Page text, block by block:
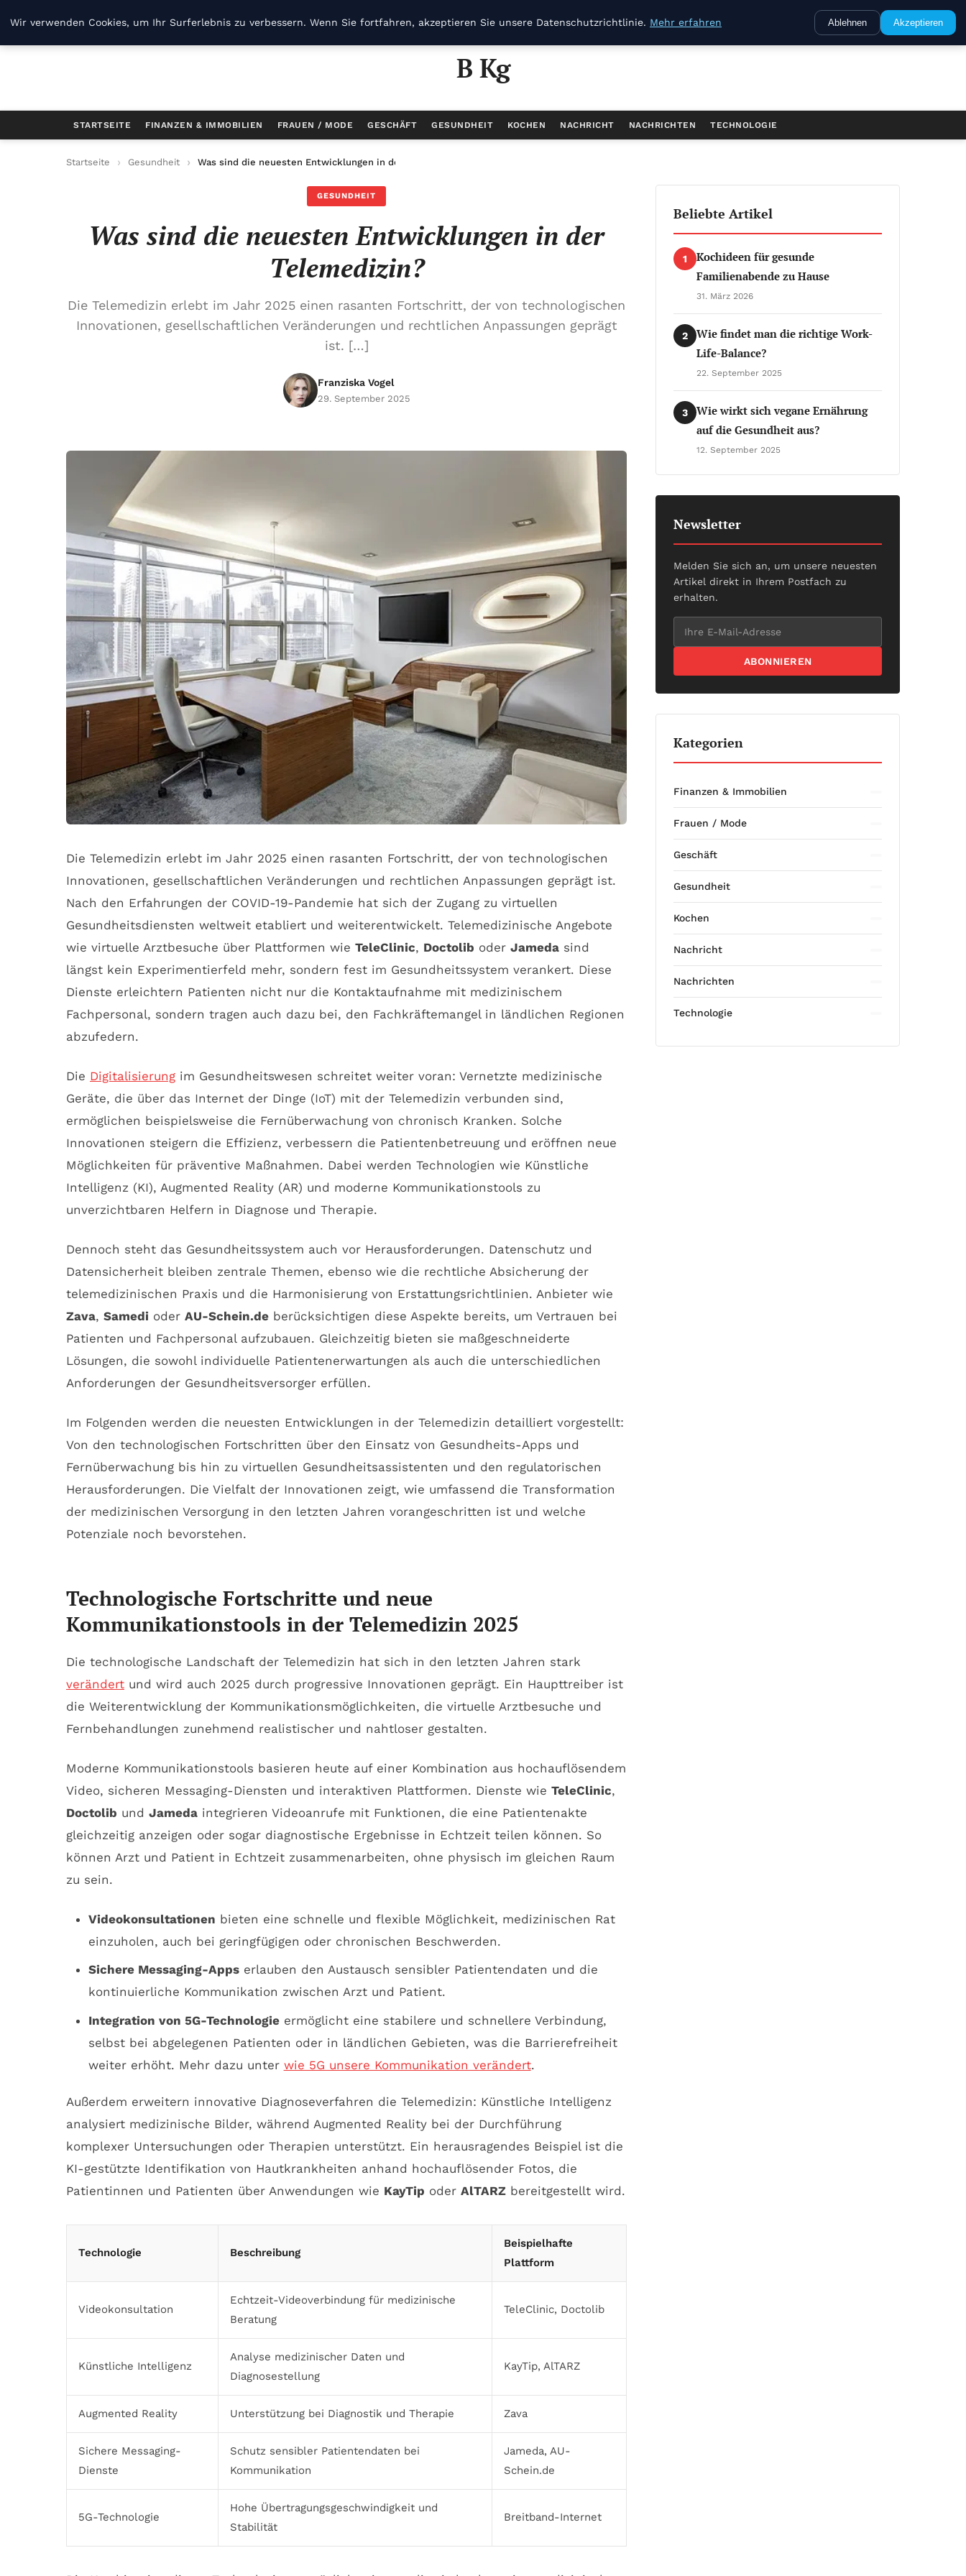
B Kg
STARTSEITE FINANZEN & IMMOBILIEN FRAUEN / MODE GESCHÄFT GESUNDHEIT KOCHEN NACHRICHT NACHRICHTEN TECHNOLOGIE
Startseite Gesundheit Was sind die neuesten Entwicklungen in der Telemedizin?
GESUNDHEIT
Was sind die neuesten Entwicklungen in der
Telemedizin?
Die Telemedizin erlebt im Jahr 2025 einen rasanten Fortschritt, der von technologischen
Innovationen, gesellschaftlichen Veränderungen und rechtlichen Anpassungen geprägt
ist. […]
Franziska Vogel
29. September 2025
Die Telemedizin erlebt im Jahr 2025 einen rasanten Fortschritt, der von technologischen
Innovationen, gesellschaftlichen Veränderungen und rechtlichen Anpassungen geprägt ist.
Nach den Erfahrungen der COVID-19-Pandemie hat sich der Zugang zu virtuellen
Gesundheitsdiensten weltweit etabliert und weiterentwickelt. Telemedizinische Angebote
wie virtuelle Arztbesuche über Plattformen wie TeleClinic, Doctolib oder Jameda sind
längst kein Experimentierfeld mehr, sondern fest im Gesundheitssystem verankert. Diese
Dienste erleichtern Patienten nicht nur die Kontaktaufnahme mit medizinischem
Fachpersonal, sondern tragen auch dazu bei, den Fachkräftemangel in ländlichen Regionen
abzufedern.
Die Digitalisierung im Gesundheitswesen schreitet weiter voran: Vernetzte medizinische
Geräte, die über das Internet der Dinge (IoT) mit der Telemedizin verbunden sind,
ermöglichen beispielsweise die Fernüberwachung von chronisch Kranken. Solche
Innovationen steigern die Effizienz, verbessern die Patientenbetreuung und eröffnen neue
Möglichkeiten für präventive Maßnahmen. Dabei werden Technologien wie Künstliche
Intelligenz (KI), Augmented Reality (AR) und moderne Kommunikationstools zu
unverzichtbaren Helfern in Diagnose und Therapie.
Dennoch steht das Gesundheitssystem auch vor Herausforderungen. Datenschutz und
Datensicherheit bleiben zentrale Themen, ebenso wie die rechtliche Absicherung der
telemedizinischen Praxis und die Harmonisierung von Erstattungsrichtlinien. Anbieter wie
Zava, Samedi oder AU-Schein.de berücksichtigen diese Aspekte bereits, um Vertrauen bei
Patienten und Fachpersonal aufzubauen. Gleichzeitig bieten sie maßgeschneiderte
Lösungen, die sowohl individuelle Patientenerwartungen als auch die unterschiedlichen
Anforderungen der Gesundheitsversorger erfüllen.
Im Folgenden werden die neuesten Entwicklungen in der Telemedizin detailliert vorgestellt:
Von den technologischen Fortschritten über den Einsatz von Gesundheits-Apps und
Fernüberwachung bis hin zu virtuellen Gesundheitsassistenten und den regulatorischen
Herausforderungen. Die Vielfalt der Innovationen zeigt, wie umfassend die Transformation
der medizinischen Versorgung in den letzten Jahren vorangeschritten ist und welche
Potenziale noch bevorstehen.
Technologische Fortschritte und neue
Kommunikationstools in der Telemedizin 2025
Die technologische Landschaft der Telemedizin hat sich in den letzten Jahren stark
verändert und wird auch 2025 durch progressive Innovationen geprägt. Ein Haupttreiber ist
die Weiterentwicklung der Kommunikationsmöglichkeiten, die virtuelle Arztbesuche und
Fernbehandlungen zunehmend realistischer und nahtloser gestalten.
Moderne Kommunikationstools basieren heute auf einer Kombination aus hochauflösendem
Video, sicheren Messaging-Diensten und interaktiven Plattformen. Dienste wie TeleClinic,
Doctolib und Jameda integrieren Videoanrufe mit Funktionen, die eine Patientenakte
gleichzeitig anzeigen oder sogar diagnostische Ergebnisse in Echtzeit teilen können. So
können Arzt und Patient in Echtzeit zusammenarbeiten, ohne physisch im gleichen Raum
zu sein.
Videokonsultationen bieten eine schnelle und flexible Möglichkeit, medizinischen Rat
einzuholen, auch bei geringfügigen oder chronischen Beschwerden.
Sichere Messaging-Appserlauben den Austausch sensibler Patientendaten und die
kontinuierliche Kommunikation zwischen Arzt und Patient.
Integration von 5G-Technologieermöglicht eine stabilere und schnellere Verbindung,
selbst bei abgelegenen Patienten oder in ländlichen Gebieten, was die Barrierefreiheit
weiter erhöht. Mehr dazu unter wie 5G unsere Kommunikation verändert.
Außerdem erweitern innovative Diagnoseverfahren die Telemedizin: Künstliche Intelligenz
analysiert medizinische Bilder, während Augmented Reality bei der Durchführung
komplexer Untersuchungen oder Therapien unterstützt. Ein herausragendes Beispiel ist die
KI-gestützte Identifikation von Hautkrankheiten anhand hochauflösender Fotos, die
Patientinnen und Patienten über Anwendungen wie KayTip oder AlTARZ bereitgestellt wird.
Technologie Beschreibung
Beispielhafte
Plattform
Videokonsultation
Echtzeit-Videoverbindung für medizinische
Beratung
TeleClinic, Doctolib
Künstliche Intelligenz
Analyse medizinischer Daten und
Diagnosestellung
KayTip, AlTARZ
Augmented Reality Unterstützung bei Diagnostik und Therapie Zava
Sichere Messaging-
Dienste
Schutz sensibler Patientendaten bei
Kommunikation
Jameda, AU-
Schein.de
5G-Technologie
Hohe Übertragungsgeschwindigkeit und
Stabilität
Breitband-Internet
Beliebte Artikel
1
Kochideen für gesunde
Familienabende zu Hause
31. März 2026
2
Wie findet man die richtige Work-
Life-Balance?
22. September 2025
3
Wie wirkt sich vegane Ernährung
auf die Gesundheit aus?
12. September 2025
Newsletter
Melden Sie sich an, um unsere neuesten
Artikel direkt in Ihrem Postfach zu
erhalten.
ABONNIEREN
Kategorien
Finanzen & Immobilien
Frauen / Mode
Geschäft
Gesundheit
Kochen
Nachricht
Nachrichten
Technologie
Wir verwenden Cookies, um Ihr Surferlebnis zu verbessern. Wenn Sie fortfahren, akzeptieren Sie unsere Datenschutzrichtlinie. Mehr erfahren Ablehnen Akzeptieren